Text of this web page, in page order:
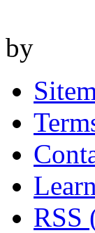
by
RSS